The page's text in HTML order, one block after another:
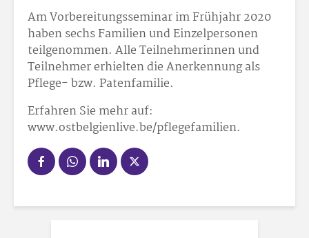
Am Vorbereitungsseminar im Frühjahr 2020
haben sechs Familien und Einzelpersonen
teilgenommen. Alle Teilnehmerinnen und
Teilnehmer erhielten die Anerkennung als
Pflege- bzw. Patenfamilie.
Erfahren Sie mehr auf:
www.ostbelgienlive.be/pflegefamilien.